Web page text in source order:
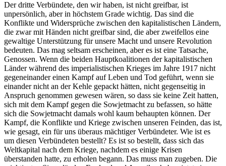
Der dritte Verbündete, den wir haben, ist nicht greifbar, ist
unpersönlich, aber in höchstem Grade wichtig. Das sind die
Konflikte und Widersprüche zwischen den kapitalistischen Ländern,
die zwar mit Händen nicht greifbar sind, die aber zweifellos eine
gewaltige Unterstützung für unsere Macht und unsere Revolution
bedeuten. Das mag seltsam erscheinen, aber es ist eine Tatsache,
Genossen. Wenn die beiden Hauptkoalitionen der kapitalistischen
Länder während des imperialistischen Krieges im Jahre 1917 nicht
gegeneinander einen Kampf auf Leben und Tod geführt, wenn sie
einander nicht an der Kehle gepackt hätten, nicht gegenseitig in
Anspruch genommen gewesen wären, so dass sie keine Zeit hatten,
sich mit dem Kampf gegen die Sowjetmacht zu befassen, so hätte
sich die Sowjetmacht damals wohl kaum behaupten können. Der
Kampf, die Konflikte und Kriege zwischen unseren Feinden, das ist,
wie gesagt, ein für uns überaus mächtiger Verbündeter. Wie ist es
um diesen Verbündeten bestellt? Es ist so bestellt, dass sich das
Weltkapital nach dem Kriege, nachdem es einige Krisen
überstanden hatte, zu erholen begann. Das muss man zugeben. Die